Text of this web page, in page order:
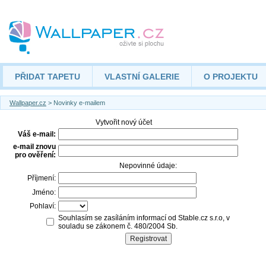
PŘIDAT TAPETU VLASTNÍ GALERIE O PROJEKTU
Wallpaper.cz > Novinky e-mailem